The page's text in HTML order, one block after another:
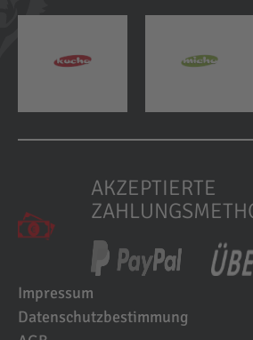
AKZEPTIERTE
Impressum
Datenschutzbestimmung